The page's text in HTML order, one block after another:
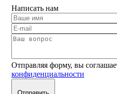
Написать нам
Отправляя форму, вы
конфиденциальности